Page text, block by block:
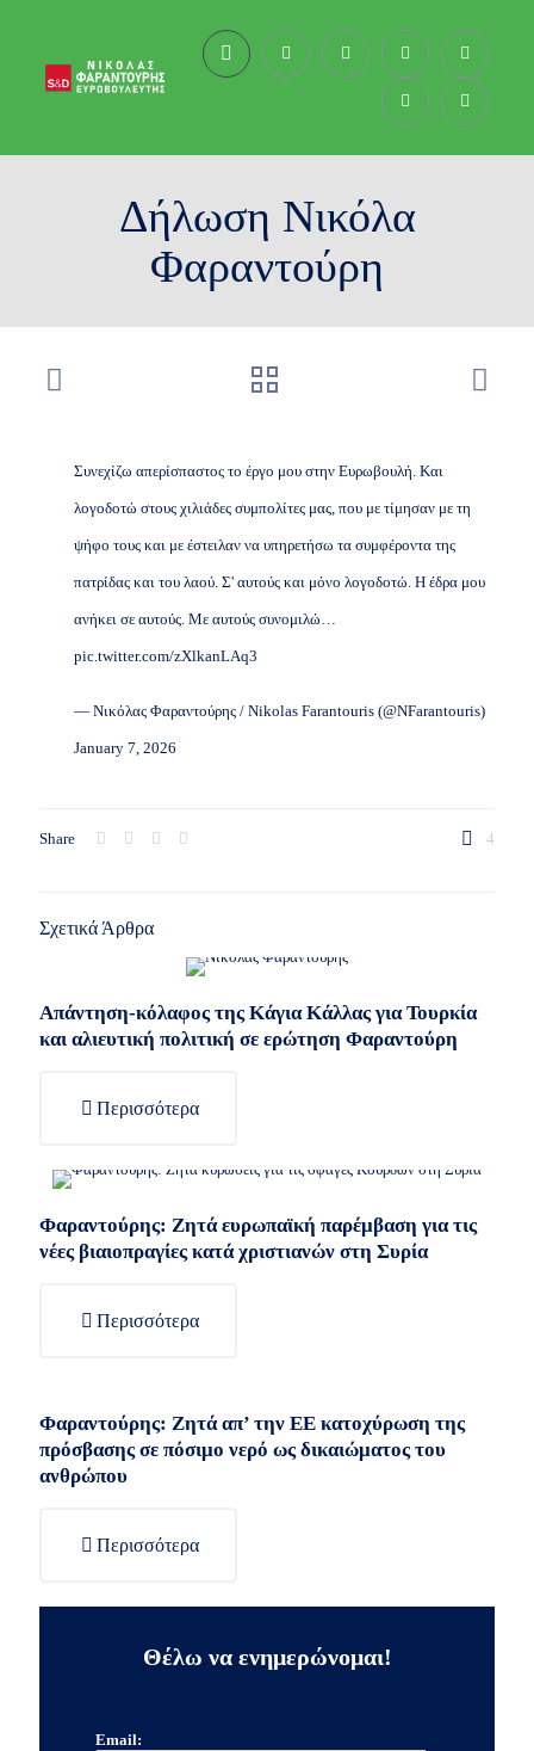
Δήλωση Νικόλα
Φαραντούρη
Συνεχίζω απερίσπαστος το έργο μου στην Ευρωβουλή. Και
λογοδοτώ στους χιλιάδες συμπολίτες μας, που με τίμησαν με τη
ψήφο τους και με έστειλαν να υπηρετήσω τα συμφέροντα της
πατρίδας και του λαού. Σ' αυτούς και μόνο λογοδοτώ. Η έδρα μου
ανήκει σε αυτούς. Με αυτούς συνομιλώ…
pic.twitter.com/zXlkanLAq3
— Νικόλας Φαραντούρης / Nikolas Farantouris (@NFarantouris)
January 7, 2026
Share 4
Σχετικά Άρθρα
Απάντηση-κόλαφος της Κάγια Κάλλας για Τουρκία
και αλιευτική πολιτική σε ερώτηση Φαραντούρη
Περισσότερα
Φαραντούρης: Ζητά ευρωπαϊκή παρέμβαση για τις
νέες βιαιοπραγίες κατά χριστιανών στη Συρία
Περισσότερα
Φαραντούρης: Ζητά απ’ την ΕΕ κατοχύρωση της
πρόσβασης σε πόσιμο νερό ως δικαιώματος του
ανθρώπου
Περισσότερα
Θέλω να ενημερώνομαι!
Email: